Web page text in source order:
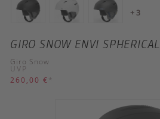
+ 3
GIRO SNOW ENVI SPHERICAL
Giro Snow
UVP
260,00 € *